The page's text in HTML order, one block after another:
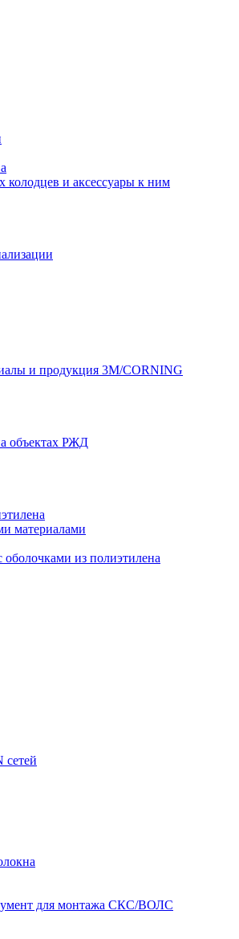
колодцев и аксессуары к ним
и продукция 3M/CORNING
объектах РЖД
материалами
из полиэтилена
сетей
для монтажа СКС/ВОЛС